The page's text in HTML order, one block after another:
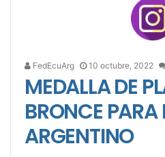
FedEcuArg 10 octubre, 2022
MEDALLA DE
BRONCE PARA
ARGENTINO